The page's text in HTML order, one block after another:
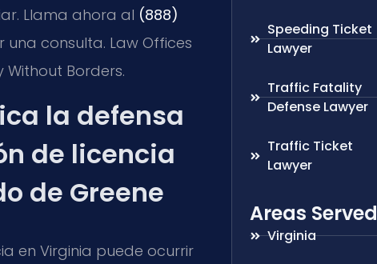
Llama ahora al (888)
una consulta. Law Offices
Without Borders.
la defensa
de licencia
de Greene
en Virginia puede ocurrir
Speeding Ticket
Lawyer
Traffic Fatality
Defense Lawyer
Traffic Ticket
Lawyer
Areas Served
Virginia